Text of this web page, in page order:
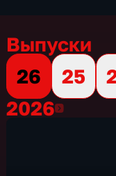
Выпуски
26
25
20262026